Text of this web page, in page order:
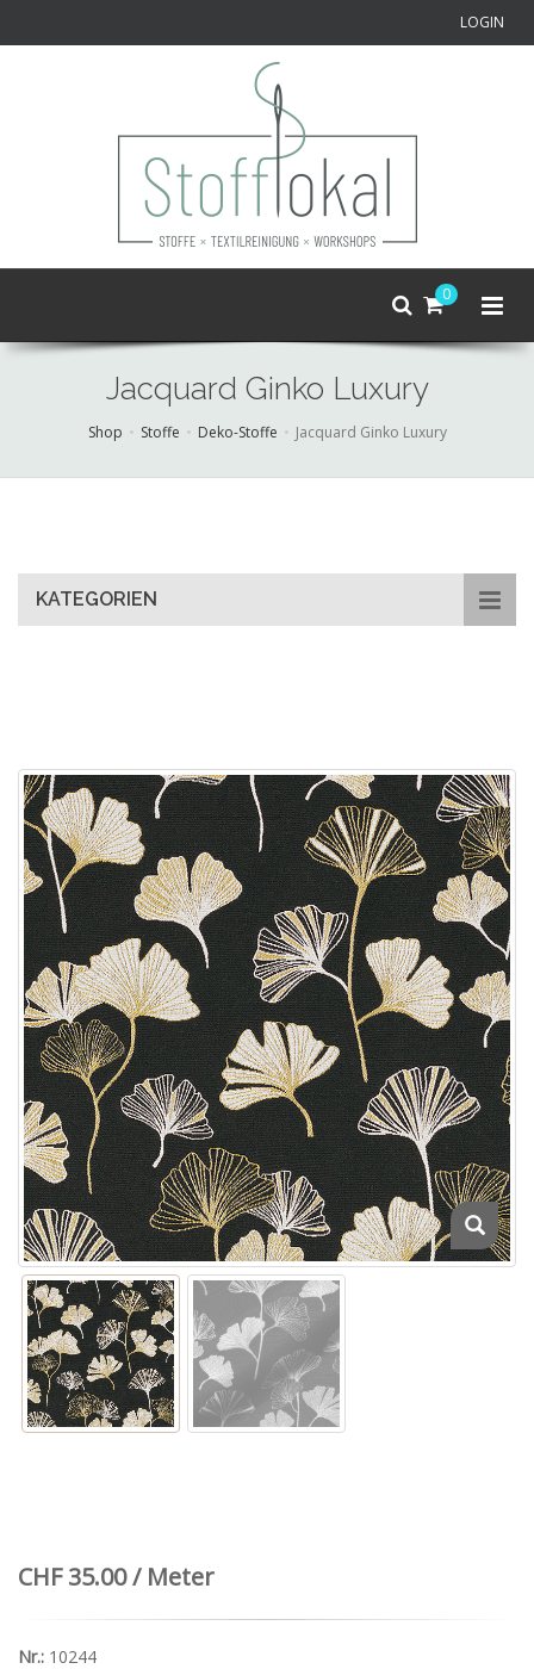
LOGIN
0
Jacquard Ginko Luxury
Shop Stoffe Deko-Stoffe Jacquard Ginko Luxury
KATEGORIEN
CHF 35.00 / Meter
Nr.: 10244